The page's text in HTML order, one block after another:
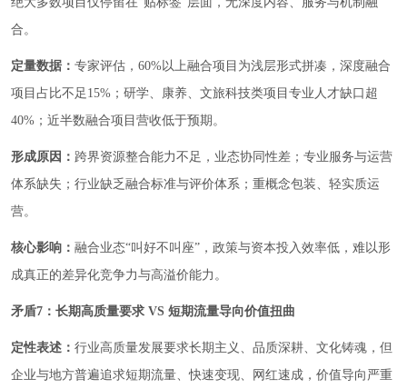
合。
定量数据： 专家评估，60%以上融合项目为浅层形式拼凑，深度融合
项目占比不足15%；研学、康养、文旅科技类项目专业人才缺口超
40%；近半数融合项目营收低于预期。
形成原因： 跨界资源整合能力不足，业态协同性差；专业服务与运营
体系缺失；行业缺乏融合标准与评价体系；重概念包装、轻实质运
营。
核心影响： 融合业态“叫好不叫座”，政策与资本投入效率低，难以形
成真正的差异化竞争力与高溢价能力。
矛盾7：长期高质量要求 VS 短期流量导向价值扭曲
定性表述： 行业高质量发展要求长期主义、品质深耕、文化铸魂，但
企业与地方普遍追求短期流量、快速变现、网红速成，价值导向严重